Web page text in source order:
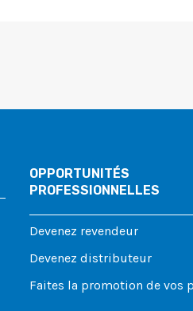
OPPORTUNITÉS
PROFESSIONNELLES
Devenez revendeur
Devenez distributeur
Faites la promotion de vos